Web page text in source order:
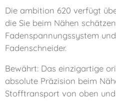
Die ambition 620 verfügt
die Sie beim Nähen
Fadenspannungssystem
Fadenschneider.
Bewährt: Das einzigartige
absolute Präzision beim
Stofftransport von oben